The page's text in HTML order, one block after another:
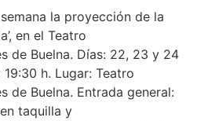
la proyección de la
en el Teatro
de Buelna. Días: 22, 23 y 24
h. Lugar: Teatro
de Buelna. Entrada general:
taquilla y